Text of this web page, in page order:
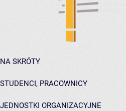
NA SKRÓTY
STUDENCI, PRACOWNICY
JEDNOSTKI ORGANIZACYJNE